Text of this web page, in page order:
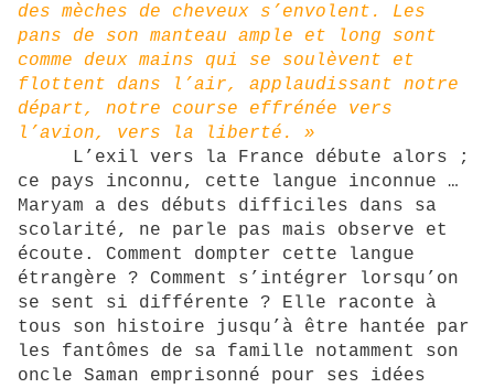
des mèches de cheveux s’envolent. Les
pans de son manteau ample et long sont
comme deux mains qui se soulèvent et
flottent dans l’air, applaudissant notre
départ, notre course effrénée vers
l’avion, vers la liberté. »
L’exil vers la France débute alors ;
ce pays inconnu, cette langue inconnue …
Maryam a des débuts difficiles dans sa
scolarité, ne parle pas mais observe et
écoute. Comment dompter cette langue
étrangère ? Comment s’intégrer lorsqu’on
se sent si différente ? Elle raconte à
tous son histoire jusqu’à être hantée par
les fantômes de sa famille notamment son
oncle Saman emprisonné pour ses idées